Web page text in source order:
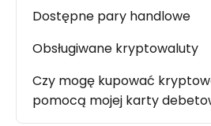
Dostępne pary handlowe
Obsługiwane kryptowaluty
Czy mogę kupować
pomocą mojej karty